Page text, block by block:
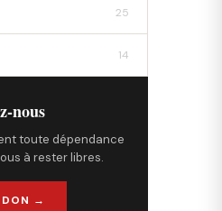
25
14
nous
toute dépendance
à rester libres.
DON →